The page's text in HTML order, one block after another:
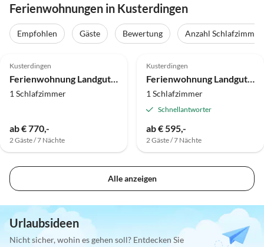
Ferienwohnungen in Kusterdingen
Empfohlen Gäste Bewertung
Anzahl Schlafzimmer
Kusterdingen
Ferienwohnung Landgut Kemmler
1 Schlafzimmer
ab € 770,-
2 Gäste / 7 Nächte
Kusterdingen
Ferienwohnung Landgut Kemmler 1
1 Schlafzimmer
Schnellantworter
ab € 595,-
2 Gäste / 7 Nächte
Alle anzeigen
Urlaubsideen
Nicht sicher, wohin es gehen soll? Entdecken Sie